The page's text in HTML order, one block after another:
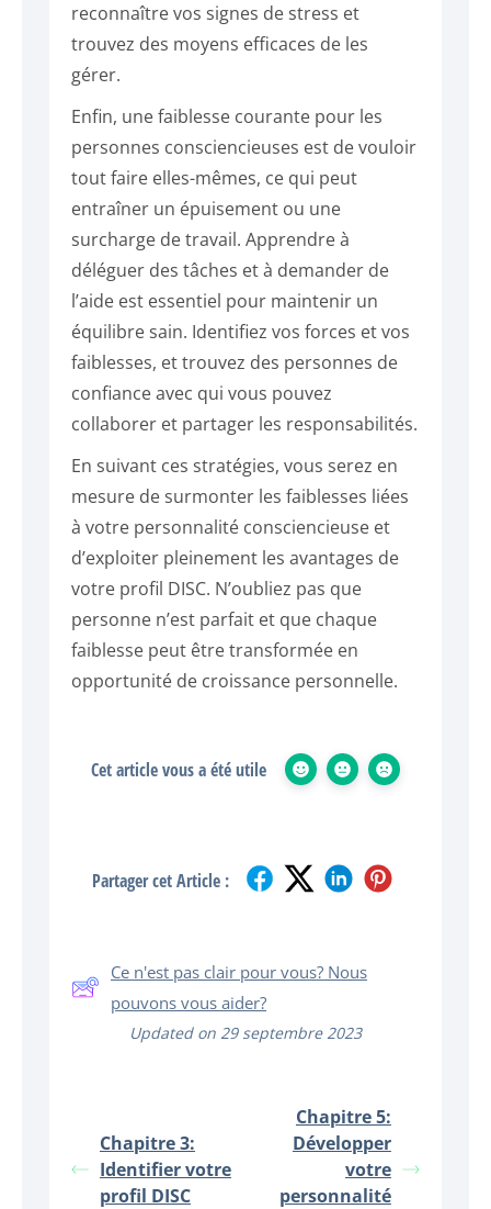
reconnaître vos signes de stress et
trouvez des moyens efficaces de les
gérer.
Enfin, une faiblesse courante pour les
personnes consciencieuses est de vouloir
tout faire elles-mêmes, ce qui peut
entraîner un épuisement ou une
surcharge de travail. Apprendre à
déléguer des tâches et à demander de
l’aide est essentiel pour maintenir un
équilibre sain. Identifiez vos forces et vos
faiblesses, et trouvez des personnes de
confiance avec qui vous pouvez
collaborer et partager les responsabilités.
En suivant ces stratégies, vous serez en
mesure de surmonter les faiblesses liées
à votre personnalité consciencieuse et
d’exploiter pleinement les avantages de
votre profil DISC. N’oubliez pas que
personne n’est parfait et que chaque
faiblesse peut être transformée en
opportunité de croissance personnelle.
Cet article vous a été utile
Partager cet Article :
Ce n'est pas clair pour vous? Nous
pouvons vous aider?
Updated on 29 septembre 2023
Chapitre 3:
Identifier votre
profil DISC
Chapitre 5:
Développer
votre
personnalité